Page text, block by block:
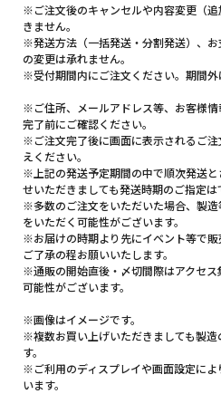
※ご注文後のキャンセルや内容変更（
きません。
※発送方法（一括発送・分割発送）、
の変更は承れません。
※受付期間内にご注文ください。期間外
※ご住所、メールアドレス等、お客様
完了前にご確認ください。
※ご注文完了後に画面に表示されるご
えください。
※上記の発送予定期間の中で順次発送
せいただきましても発送時期のご指定は
※多数のご注文をいただいた場合、製
をいただく可能性がございます。
※お届けの時期より先にイベント等で
ご了承の程お願いいたします。
※通販の開始直後・〆切間際はアクセ
可能性がございます。
※画像はイメージです。
※複数お買い上げいただきましても製
す。
※ご利用のディスプレイや画面設定に
います。